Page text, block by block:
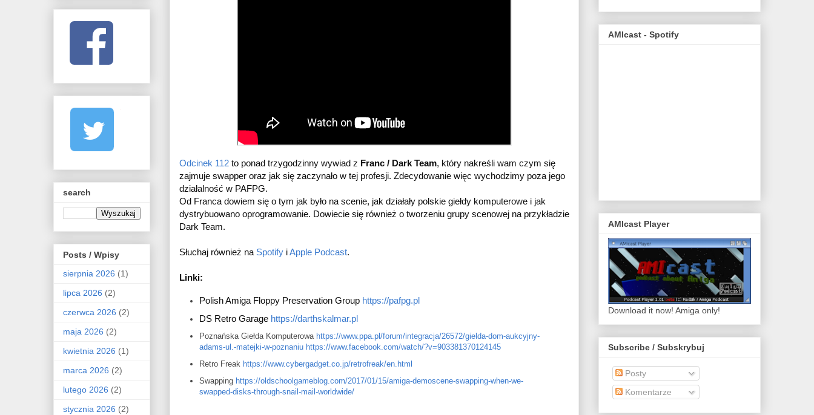
Odcinek 112 to ponad trzygodzinny wywiad z Franc / Dark Team, który nakreśli wam czym się
zajmuje swapper oraz jak się zaczynało w tej profesji. Zdecydowanie więc wychodzimy poza jego
działalność w PAFPG.
Od Franca dowiem się o tym jak było na scenie, jak działały polskie giełdy komputerowe i jak
dystrybuowano oprogramowanie. Dowiecie się również o tworzeniu grupy scenowej na przykładzie
Dark Team.
Słuchaj również na Spotify i Apple Podcast.
Linki:
Polish Amiga Floppy Preservation Group https://pafpg.pl
DS Retro Garage https://darthskalmar.pl
Poznańska Giełda Komputerowa https://www.ppa.pl/forum/integracja/26572/gielda-dom-aukcyjny-
adams-ul.-matejki-w-poznaniu https://www.facebook.com/watch/?v=903381370124145
Retro Freak https://www.cybergadget.co.jp/retrofreak/en.html
Swapping https://oldschoolgameblog.com/2017/01/15/amiga-demoscene-swapping-when-we-
swapped-disks-through-snail-mail-worldwide/
search
Posts / Wpisy
sierpnia 2026 (1)
lipca 2026 (2)
czerwca 2026 (2)
maja 2026 (2)
kwietnia 2026 (1)
marca 2026 (2)
lutego 2026 (2)
stycznia 2026 (2)
AMIcast - Spotify
AMIcast Player
Download it now! Amiga only!
Subscribe / Subskrybuj
Posty
Komentarze